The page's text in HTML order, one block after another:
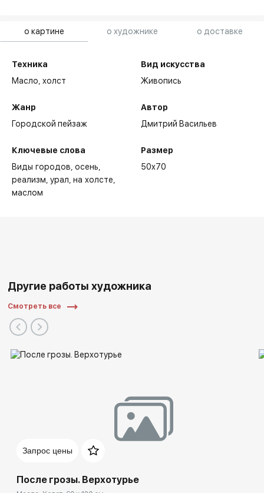
о картине о художнике о доставке
Техника
Масло,холст
Жанр
Городской пейзаж
Ключевые слова
Виды городов осень
реализм урал на холсте
маслом
Вид искусства
Живопись
Автор
Дмитрий Васильев
Размер
50x70
Другие работы художника
Смотреть все
Запрос цены
После грозы. Верхотурье